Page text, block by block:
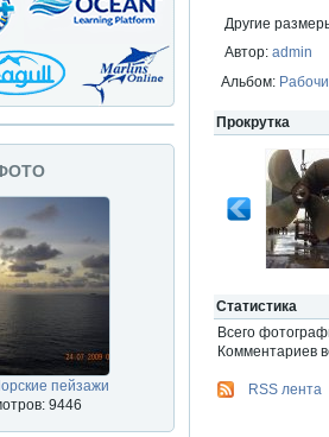
Другие
Автор:admin
Альбом:
Прокрутка
Статистика
Всего
Комментариев
RSS лента
пейзажи
9446